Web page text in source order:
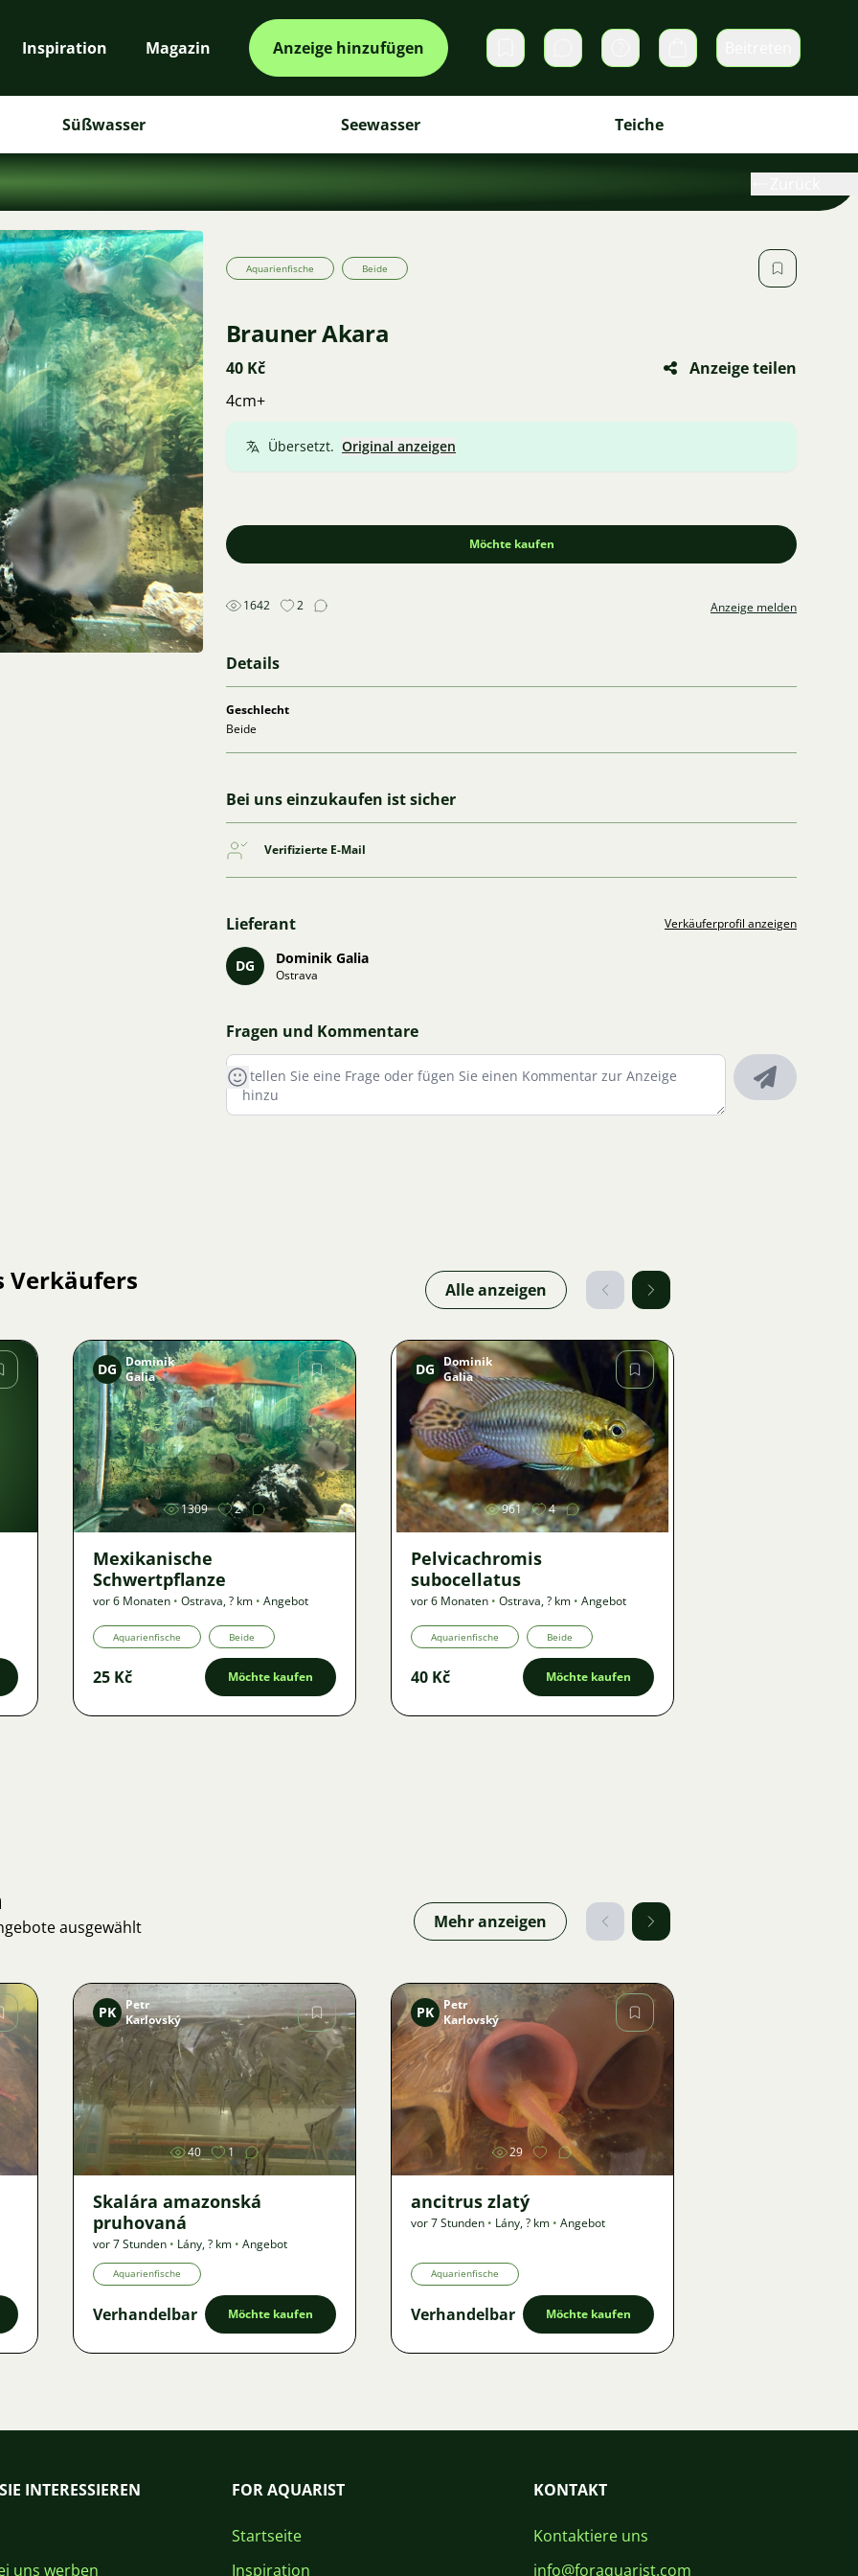
Inspiration Magazin Anzeige hinzufügen DirektnachrichtenWarenkorb
Süßwasser Seewasser Teiche
Aquarienfische Beide
Brauner Akara
40 Kč
Anzeige teilen
4cm+
Übersetzt. Original anzeigen
Möchte kaufen
1642 2 Anzeige melden
Details
Geschlecht
Beide
Bei uns einzukaufen ist sicher
Verifizierte E-Mail
Lieferant Verkäuferprofil anzeigen
DG Dominik Galia
Ostrava
Fragen und Kommentare
Verkäufers Alle anzeigen
Bild
DG Dominik
Galia
1309 2
Mexikanische
Schwertpflanze
vor 6 Monaten • Ostrava,? km • Angebot
Aquarienfische Beide
25 Kč Möchte kaufen
Bild
DG
Dominik
Galia
961 4
Pelvicachromis
subocellatus
vor 6 Monaten • Ostrava,? km • Angebot
Aquarienfische Beide
40 Kč Möchte kaufen
ausgewählt Mehr anzeigen
Bild
PK
Petr
Karlovský
40 1
Skalára amazonská
pruhovaná
vor 7 Stunden • Lány,? km • Angebot
Aquarienfische
Verhandelbar Möchte kaufen
Bild
PK
Petr
Karlovský
29
ancitrus zlatý
vor 7 Stunden • Lány,? km • Angebot
Aquarienfische
Verhandelbar Möchte kaufen
INTERESSIEREN
uns werben
FOR AQUARIST
Startseite
Inspiration
KONTAKT
Kontaktiere uns
info@foraquarist.com